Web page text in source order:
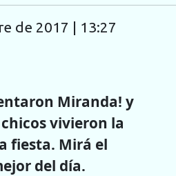
de 2017 | 13:27
Miranda! y
vivieron la
fiesta. Mirá el
del día.